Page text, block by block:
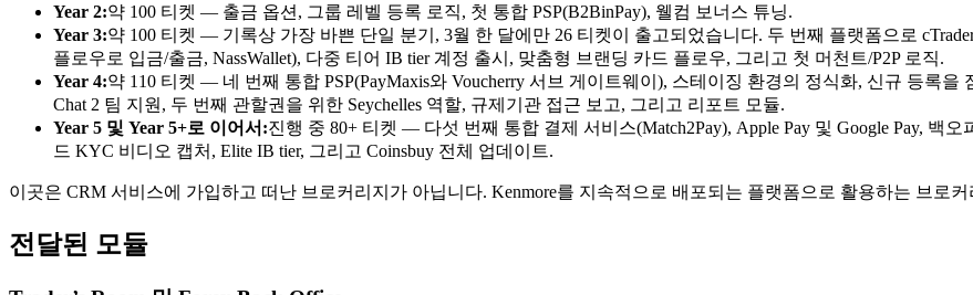
Year 2:약 100 티켓 — 출금 옵션, 그룹 레벨 등록 로직, 첫 통합 PSP(B2BinPay), 웰컴 보너스 튜닝.
Year 3:약 100 티켓 — 기록상 가장 바쁜 단일 분기, 3월 한 달에만 26 티켓이 출고되었습니다. 두 번째 플랫폼으로
플로우로 입금/출금, NassWallet), 다중 티어 IB tier 계정 출시, 맞춤형 브랜딩 카드 플로우, 그리고 첫 머천트/P2P 로직.
Year 4:약 110 티켓 — 네 번째 통합 PSP(PayMaxis와 Voucherry 서브 게이트웨이), 스테이징 환경의 정식화, 신규 등록
Chat 2 팀 지원, 두 번째 관할권을 위한 Seychelles 역할, 규제기관 접근 보고, 그리고 리포트 모듈.
Year 5 및 Year 5+로 이어서:진행 중 80+ 티켓 — 다섯 번째 통합 결제 서비스(Match2Pay), Apple Pay 및 Google Pay, 백
드 KYC 비디오 캡처, Elite IB tier, 그리고 Coinsbuy 전체 업데이트.
이곳은 CRM 서비스에 가입하고 떠난 브로커리지가 아닙니다. Kenmore를 지속적으로 배포되는 플랫폼으로 활용하는 브로
전달된 모듈